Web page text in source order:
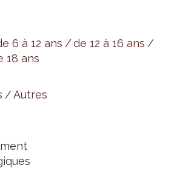
6 à 12 ans
de 12 à 16 ans
18 ans
Autres